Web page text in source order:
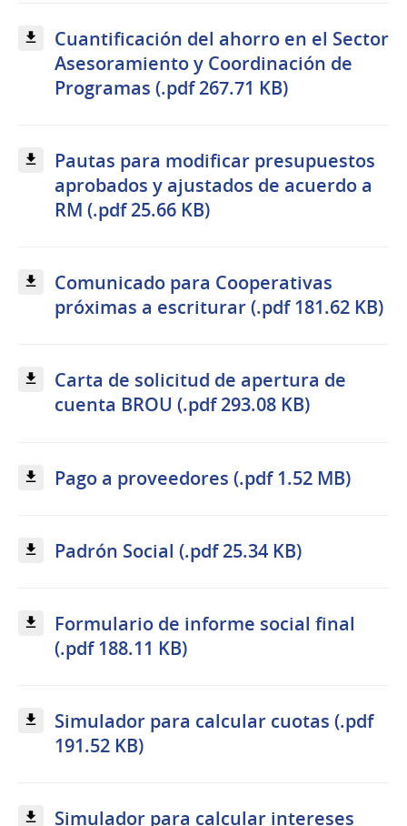
Cuantificación del ahorro en el Sector
Asesoramiento y Coordinación de
Programas (.pdf 267.71 KB)
Pautas para modificar presupuestos
aprobados y ajustados de acuerdo a
RM (.pdf 25.66 KB)
Comunicado para Cooperativas
próximas a escriturar (.pdf 181.62 KB)
Carta de solicitud de apertura de
cuenta BROU (.pdf 293.08 KB)
Pago a proveedores (.pdf 1.52 MB)
Padrón Social (.pdf 25.34 KB)
Formulario de informe social final
(.pdf 188.11 KB)
Simulador para calcular cuotas (.pdf
191.52 KB)
Simulador para calcular intereses